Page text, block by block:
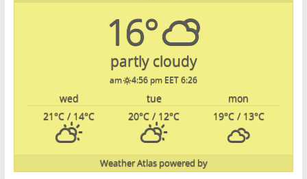
16°
partly cloudy
6:26 am
4:56 pm EET
mon
tue
wed
19°C/ 13°C
20°C / 12°C
21°C / 14°C
powered by
Weather Atlas